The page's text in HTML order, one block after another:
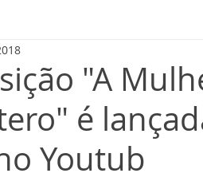
"A
é
Youtub